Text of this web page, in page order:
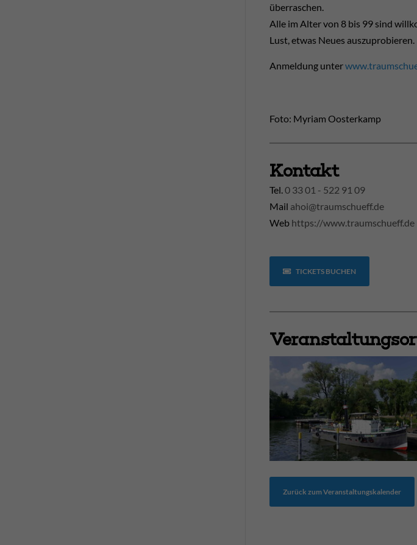
überraschen.
Alle im Alter von 8 bis 99 sind
Lust, etwas Neues
Anmeldung unter
Foto: Myriam Oosterkamp
Kontakt
Tel. 0 33 01 - 522 91 09
Mail ahoi@traumschueff.de
Web https://www.traumschueff.de
TICKETS BUCHEN
Zurück zum Veranstaltungskalender